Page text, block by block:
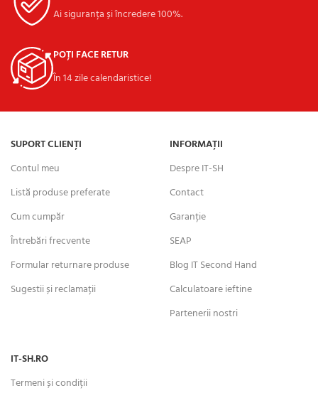
Ai siguranța și încredere 100%.
POȚI FACE RETUR
În 14 zile calendaristice!
SUPORT CLIENȚI
Contul meu
Listă produse preferate
Cum cumpăr
Întrebări frecvente
Formular returnare produse
Sugestii și reclamații
INFORMAȚII
Despre IT-SH
Contact
Garanție
SEAP
Blog IT Second Hand
Calculatoare ieftine
Partenerii nostri
IT-SH.RO
Termeni și condiții